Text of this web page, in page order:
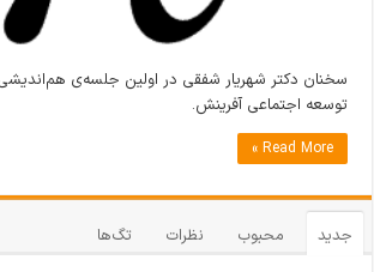
سخنان دکتر شهریار شفقی در اولین جلسه‌ی
توسعه اجتماعی آفرینش.
Read More »
جدید محبوب نظرات تگ‌ها